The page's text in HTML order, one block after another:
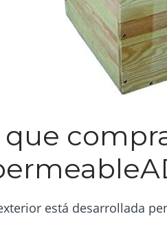
que
está desarrollada